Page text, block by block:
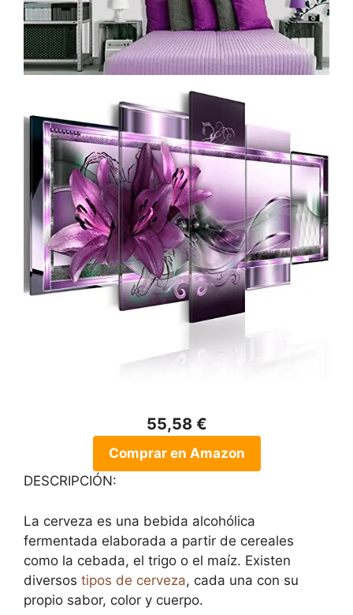
55,58 €
Comprar en Amazon
DESCRIPCIÓN:
La cerveza es una bebida alcohólica
fermentada elaborada a partir de cereales
como la cebada, el trigo o el maíz. Existen
diversos tipos de cerveza, cada una con su
propio sabor, color y cuerpo.